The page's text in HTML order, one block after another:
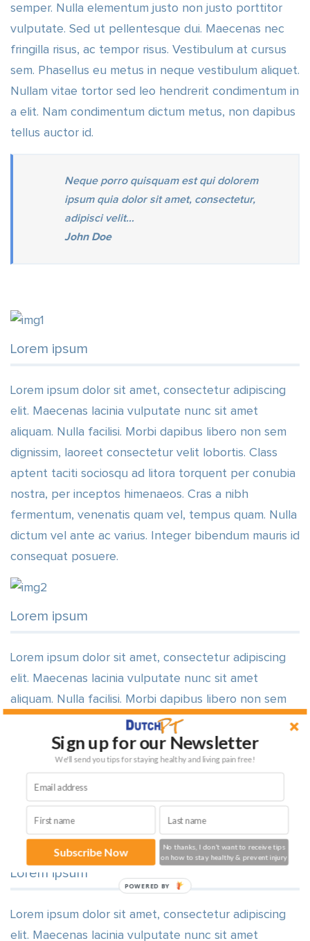
semper. Nulla elementum justo non justo porttitor
vulputate. Sed ut pellentesque dui. Maecenas nec
fringilla risus, ac tempor risus. Vestibulum at cursus
sem. Phasellus eu metus in neque vestibulum aliquet.
Nullam vitae tortor sed leo hendrerit condimentum in
a elit. Nam condimentum dictum metus, non dapibus
tellus auctor id.
Neque porro quisquam est qui dolorem
ipsum quia dolor sit amet, consectetur,
adipisci velit…
John Doe
Lorem ipsum
Lorem ipsum dolor sit amet, consectetur adipiscing
elit. Maecenas lacinia vulputate nunc sit amet
aliquam. Nulla facilisi. Morbi dapibus libero non sem
dignissim, laoreet consectetur velit lobortis. Class
aptent taciti sociosqu ad litora torquent per conubia
nostra, per inceptos himenaeos. Cras a nibh
fermentum, venenatis quam vel, tempus quam. Nulla
dictum vel ante ac varius. Integer bibendum mauris id
consequat posuere.
Lorem ipsum
Lorem ipsum dolor sit amet, consectetur adipiscing
elit. Maecenas lacinia vulputate nunc sit amet
aliquam. Nulla facilisi. Morbi dapibus libero non sem
dignissim, laoreet consectetur velit lobortis. Class
aptent taciti sociosqu ad litora torquent per conubia
nostra, per inceptos himenaeos. Cras a nibh
fermentum, venenatis quam vel, tempus quam. Nulla
dictum vel ante ac varius. Integer bibendum mauris id
consequat posuere.
Lorem ipsum
Lorem ipsum dolor sit amet, consectetur adipiscing
elit. Maecenas lacinia vulputate nunc sit amet
Sign up for our Newsletter
We'll send you tips for staying healthy and living pain free!
No thanks, I don't want to receive tips
on how to stay healthy & prevent injury
Subscribe Now
POWERED BY